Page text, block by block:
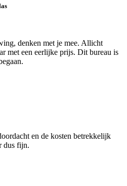
denken met je mee. Allicht
met een eerlijke prijs. Dit bureau is
en de kosten betrekkelijk
dus fijn.